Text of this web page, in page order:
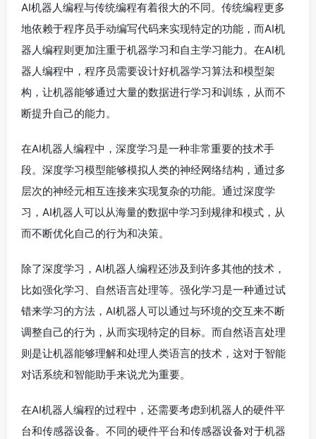
AI机器人编程与传统编程有着很大的不同。传统编程更多
地依赖于程序员手动编写代码来实现特定的功能，而AI机
器人编程则更加注重于机器学习和自主学习能力。在AI机
器人编程中，程序员需要设计好机器学习算法和模型架
构，让机器能够通过大量的数据进行学习和训练，从而不
断提升自己的能力。
在AI机器人编程中，深度学习是一种非常重要的技术手
段。深度学习模型能够模拟人类的神经网络结构，通过多
层次的神经元相互连接来实现复杂的功能。通过深度学
习，AI机器人可以从海量的数据中学习到规律和模式，从
而不断优化自己的行为和决策。
除了深度学习，AI机器人编程还涉及到许多其他的技术，
比如强化学习、自然语言处理等。强化学习是一种通过试
错来学习的方法，AI机器人可以通过与环境的交互来不断
调整自己的行为，从而实现特定的目标。而自然语言处理
则是让机器能够理解和处理人类语言的技术，这对于智能
对话系统和智能助手来说尤为重要。
在AI机器人编程的过程中，还需要考虑到机器人的硬件平
台和传感器设备。不同的硬件平台和传感器设备对于机器